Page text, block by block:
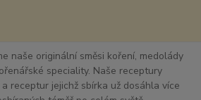
naše originální směsi koření, medolády
speciality. Naše receptury
receptur jejichž sbírka už dosáhla více